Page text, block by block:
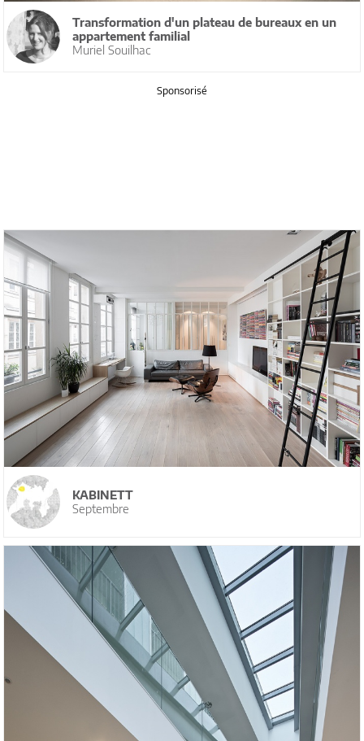
Transformation d'un plateau de bureaux en un
appartement familial
Muriel Souilhac
Sponsorisé
KABINETT
Septembre